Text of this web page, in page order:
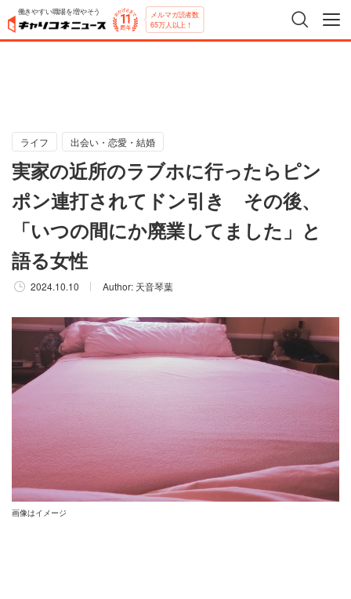
働きやすい職場を増やそう メルマガ読者数
65万人以上！
ライフ 出会い・恋愛・結婚
実家の近所のラブホに行ったらピン
ポン連打されてドン引き その後、
「いつの間にか廃業してました」と
語る女性
2024.10.10 Author: 天音琴葉
画像はイメージ